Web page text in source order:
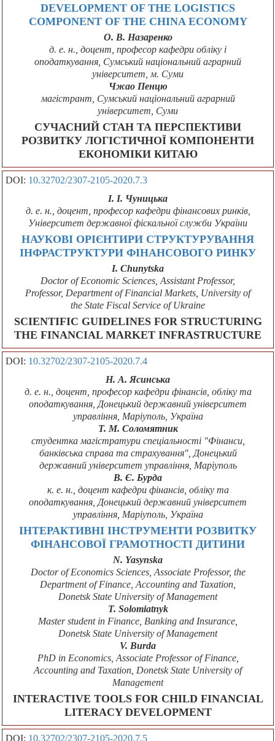
DEVELOPMENT OF THE LOGISTICS
COMPONENT OF THE CHINA ECONOMY
О. В. Назаренко
д. е. н., доцент, професор кафедри обліку і
оподаткування, Сумський національний аграрний
університет, м. Суми
Чжао Пенцю
магістрант, Сумський національний аграрний
університет, Суми
СУЧАСНИЙ СТАН ТА ПЕРСПЕКТИВИ
РОЗВИТКУ ЛОГІСТИЧНОЇ КОМПОНЕНТИ
ЕКОНОМІКИ КИТАЮ
DOI: 10.32702/2307-2105-2020.7.3
І. І. Чуницька
д. е. н., доцент, професор кафедри фінансових ринків,
Університет державної фіскальної служби України
НАУКОВІ ОРІЄНТИРИ СТРУКТУРУВАННЯ
ІНФРАСТРУКТУРИ ФІНАНСОВОГО РИНКУ
I. Chunytska
Doctor of Economic Sciences, Assistant Professor,
Professor, Department of Financial Markets, University of
the State Fiscal Service of Ukraine
SCIENTIFIC GUIDELINES FOR STRUCTURING
THE FINANCIAL MARKET INFRASTRUCTURE
DOI: 10.32702/2307-2105-2020.7.4
Н. А. Ясинська
д. е. н., доцент, професор кафедри фінансів, обліку та
оподаткування, Донецький державний університет
управління, Маріуполь, Україна
Т. М. Соломятник
студентка магістратури спеціальності "Фінанси,
банківська справа та страхування", Донецький
державний університет управління, Маріуполь
В. Є. Бурда
к. е. н., доцент кафедри фінансів, обліку та
оподаткування, Донецький державний університет
управління, Маріуполь, Україна
ІНТЕРАКТИВНІ ІНСТРУМЕНТИ РОЗВИТКУ
ФІНАНСОВОЇ ГРАМОТНОСТІ ДИТИНИ
N. Yasynska
Doctor of Economics Sciences, Associate Professor, the
Department of Finance, Accounting and Taxation,
Donetsk State University of Management
T. Solomiatnyk
Master student in Finance, Banking and Insurance,
Donetsk State University of Management
V. Burda
PhD in Economics, Associate Professor of Finance,
Accounting and Taxation, Donetsk State University of
Management
INTERACTIVE TOOLS FOR CHILD FINANCIAL
LITERACY DEVELOPMENT
DOI: 10.32702/2307-2105-2020.7.5